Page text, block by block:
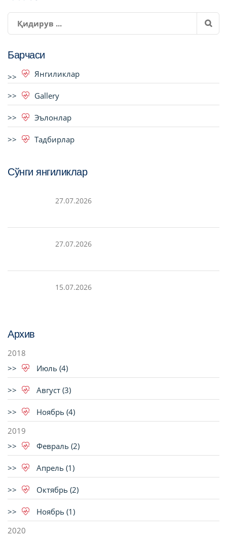
Барчаси
Янгиликлар
Gallery
Эълонлар
Тадбирлар
Сўнги янгиликлар
27.07.2026
27.07.2026
15.07.2026
Архив
2018
Июль (4)
Август (3)
Ноябрь (4)
2019
Февраль (2)
Апрель (1)
Октябрь (2)
Ноябрь (1)
2020